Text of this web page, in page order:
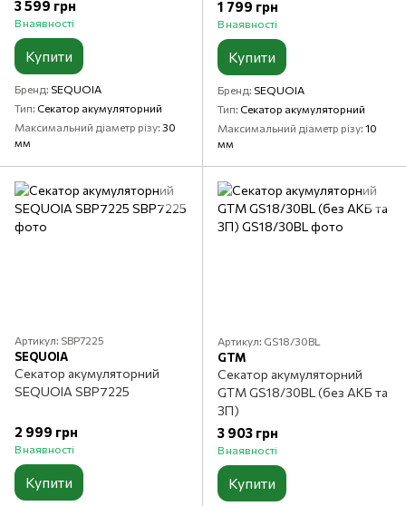
3 599 грн
В наявності
Купити
Бренд SEQUOIA
Тип Секатор акумуляторний
Максимальний діаметр різу 30
мм
1 799 грн
В наявності
Купити
Бренд SEQUOIA
Тип Секатор акумуляторний
Максимальний діаметр різу 10
мм
Артикул: SBP7225
SEQUOIA
Секатор акумуляторний
SEQUOIA SBP7225
2 999 грн
В наявності
Купити
Артикул: GS18/30BL
GTM
Секатор акумуляторний
GTM GS18/30BL (без АКБ та
ЗП)
3 903 грн
В наявності
Купити